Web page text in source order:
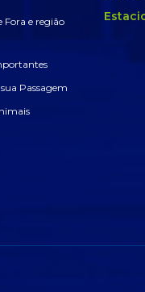
Fora e região
Passagem